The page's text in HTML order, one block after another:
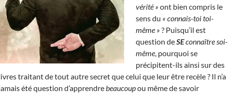
vérité » ont bien compris le
sens du « connais-toi toi-
même » ? Puisqu’il est
question deSEconnaître soi-
même, pourquoi se
précipitent-ils ainsi sur des
traitant de tout autre secret que celui que leur être recèle ? Il n’a
été question d’apprendrebeaucoupou même de savoir